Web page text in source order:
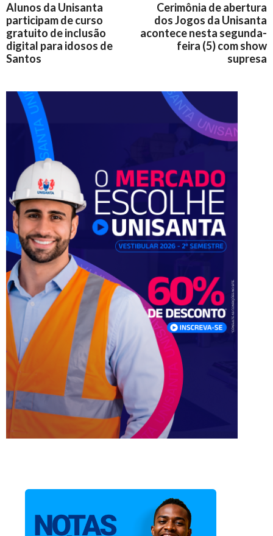
Alunos da Unisanta
participam de curso
gratuito de inclusão
digital para idosos de
Santos
Cerimônia de abertura
dos Jogos da Unisanta
acontece nesta segunda-
feira (5) com show
supresa